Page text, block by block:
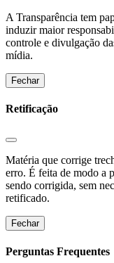
A Transparência tem
induzir maior
controle e divulgação
mídia.
Fechar
Retificação
Matéria que corrige
erro. É feita de modo a
sendo corrigida, sem
retificado.
Fechar
Perguntas Frequentes